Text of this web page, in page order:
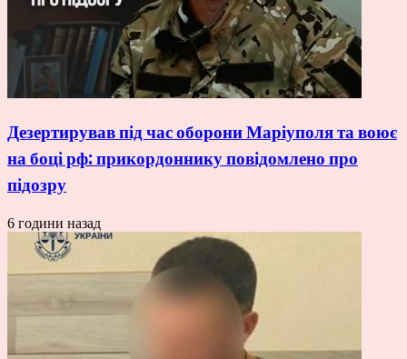
Дезертирував під час оборони Маріуполя та воює
на боці рф: прикордоннику повідомлено про
підозру
6 години назад